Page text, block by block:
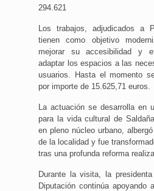
294.621
Los trabajos, adjudicados a
tienen como objetivo
mejorar su accesibilidad y
adaptar los espacios a las
usuarios. Hasta el momento
por importe de 15.625,71 euros.
La actuación se desarrolla en
para la vida cultural de
en pleno núcleo urbano,
de la localidad y fue
tras una profunda reforma
Durante la visita, la
Diputación continúa apoyando